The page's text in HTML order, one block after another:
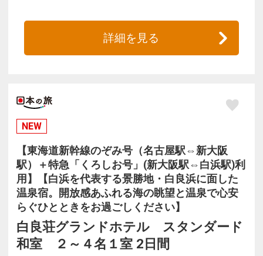
詳細を見る
NEW
【東海道新幹線のぞみ号（名古屋駅⇔新大阪
駅）＋特急「くろしお号」(新大阪駅⇔白浜駅)利
用】【白浜を代表する景勝地・白良浜に面した
温泉宿。開放感あふれる海の眺望と温泉で心安
らぐひとときをお過ごしください】
白良荘グランドホテル スタンダード
和室 ２～４名１室 2日間